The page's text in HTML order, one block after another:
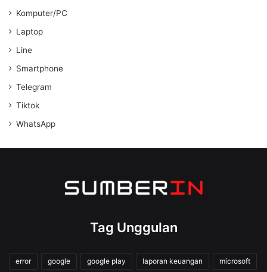
Komputer/PC
Laptop
Line
Smartphone
Telegram
Tiktok
WhatsApp
Tag Unggulan
error google google play laporan keuangan microsoft